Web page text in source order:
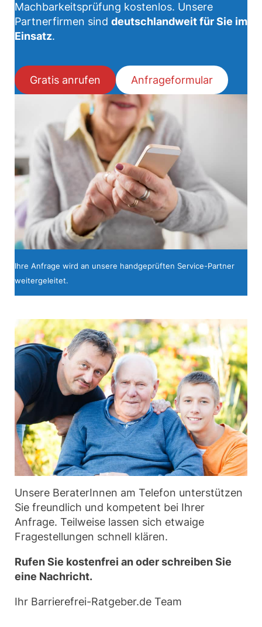
Machbarkeitsprüfung kostenlos. Unsere
Partnerfirmen sind deutschlandweit für Sie im
Einsatz.
Gratis anrufen Anfrageformular
Ihre Anfrage wird an unsere handgeprüften Service-Partner
weitergeleitet.
Unsere BeraterInnen am Telefon unterstützen
Sie freundlich und kompetent bei Ihrer
Anfrage. Teilweise lassen sich etwaige
Fragestellungen schnell klären.
Rufen Sie kostenfrei an oder schreiben Sie
eine Nachricht.
Ihr Barrierefrei-Ratgeber.de Team